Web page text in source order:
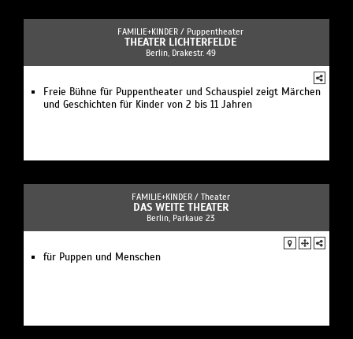
FAMILIE+KINDER / Puppentheater
THEATER LICHTERFELDE
Berlin, Drakestr. 49
Freie Bühne für Puppentheater und Schauspiel zeigt Märchen
und Geschichten für Kinder von 2 bis 11 Jahren
FAMILIE+KINDER / Theater
DAS WEITE THEATER
Berlin, Parkaue 23
für Puppen und Menschen